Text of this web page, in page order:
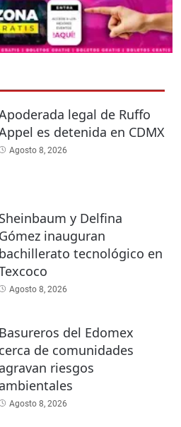
legal de Ruffo
es detenida en CDMX
Agosto 8, 2026
Sheinbaum y Delfina
Gómez inauguran
bachillerato tecnológico en
Agosto 8, 2026
Basureros del Edomex
cerca de comunidades
agravan riesgos
ambientales
Agosto 8, 2026